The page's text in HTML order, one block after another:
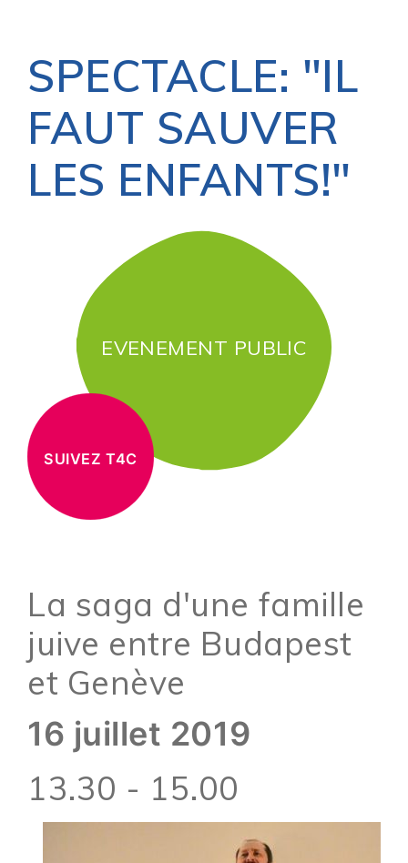
SPECTACLE: "IL
FAUT SAUVER
LES ENFANTS!"
EVENEMENT PUBLIC
SUIVEZ T4C
La saga d'une famille
juive entre Budapest
et Genève
16 juillet 2019
13.30 - 15.00